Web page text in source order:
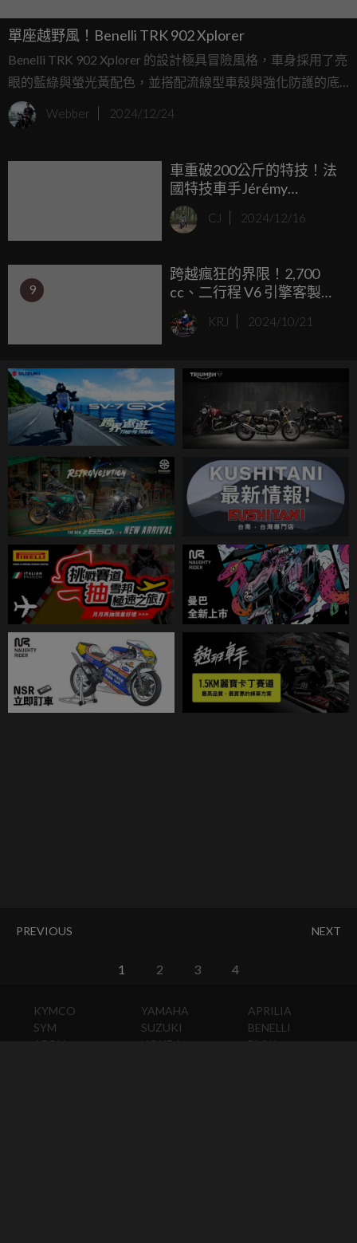
單座越野風！Benelli TRK 902 Xplorer
Benelli TRK 902 Xplorer 的設計極具冒險風格，車身採用了亮
眼的藍綠與螢光黃配色，並搭配流線型車殼與強化防護的底
部護板，突顯其越野性能。此外，其單座椅設計在原型車中
取消了後座，進一步彰顯其專注於單人騎乘的冒險定位。
Webber 2024/12/24
車重破200公斤的特技！法
國特技車手Jérémy
Rouanet騎乘Yamaha
Ténéré 700完成首次後空
CJ 2024/12/16
9
跨越瘋狂的界限！2,700
cc、二行程 V6 引擎客製版
Hayabusa 正在成形
KRJ 2024/10/21
PREVIOUS NEXT
1 2 3 4
KYMCO
SYM
AEON
YAMAHA
SUZUKI
HONDA
APRILIA
BENELLI
BMW